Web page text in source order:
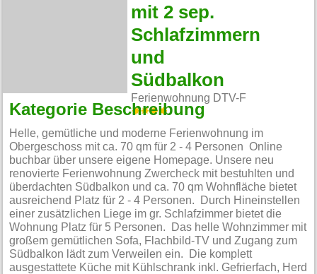
mit 2 sep.
Schlafzimmern
und
Südbalkon
Ferienwohnung DTV-F
Kategorie Beschreibung
Helle, gemütliche und moderne Ferienwohnung im
Obergeschoss mit ca. 70 qm für 2 - 4 Personen Online
buchbar über unsere eigene Homepage. Unsere neu
renovierte Ferienwohnung Zwercheck mit bestuhlten und
überdachten Südbalkon und ca. 70 qm Wohnfläche bietet
ausreichend Platz für 2 - 4 Personen. Durch Hineinstellen
einer zusätzlichen Liege im gr. Schlafzimmer bietet die
Wohnung Platz für 5 Personen. Das helle Wohnzimmer mit
großem gemütlichen Sofa, Flachbild-TV und Zugang zum
Südbalkon lädt zum Verweilen ein. Die komplett
ausgestattete Küche mit Kühlschrank inkl. Gefrierfach, Herd